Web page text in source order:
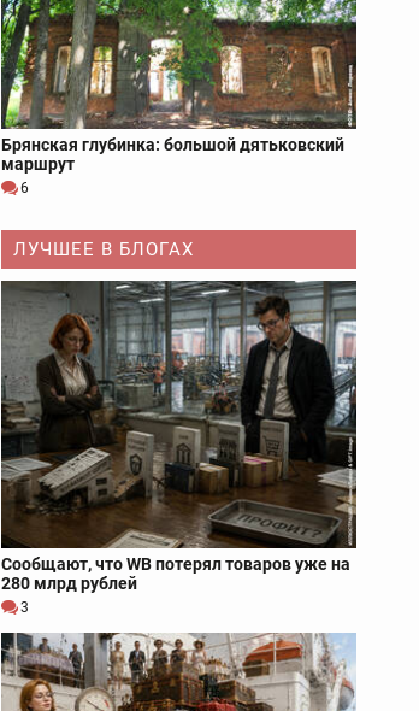
Брянская глубинка: большой дятьковский
маршрут
6
ЛУЧШЕЕ В БЛОГАХ
Сообщают, что WB потерял товаров уже на
280 млрд рублей
3